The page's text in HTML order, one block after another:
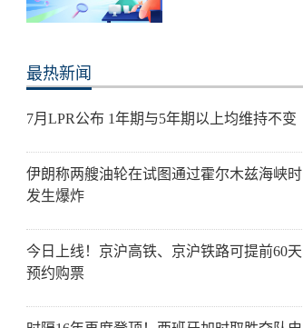
最热新闻
7月LPR公布 1年期与5年期以上均维持不变
伊朗称两艘油轮在试图通过霍尔木兹海峡时
发生爆炸
今日上线！京沪高铁、京沪铁路可提前60天
预约购票